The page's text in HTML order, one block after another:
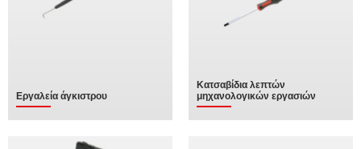
Εργαλεία άγκιστρου
Κατσαβίδια λεπτών
μηχανολογικών εργασιών